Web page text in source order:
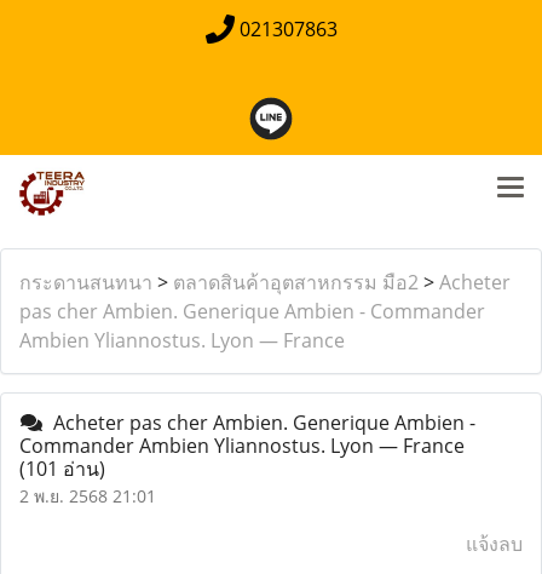
021307863
กระดานสนทนา > ตลาดสินค้าอุตสาหกรรม มือ2>Acheter
pas cher Ambien. Generique Ambien - Commander
Ambien Yliannostus. Lyon — France
Acheter pas cher Ambien. Generique Ambien -
Commander Ambien Yliannostus. Lyon — France
(101 อ่าน)
2 พ.ย. 2568 21:01
แจ้งลบ